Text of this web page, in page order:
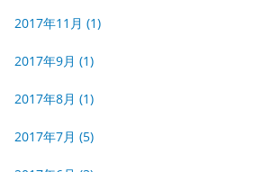
2017年11月 (1)
2017年9月 (1)
2017年8月 (1)
2017年7月 (5)